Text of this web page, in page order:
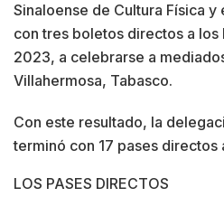
Sinaloense de Cultura Física
con tres boletos directos a los
2023, a celebrarse a
Villahermosa, Tabasco.
Con este resultado, la
terminó con 17 pases directos
LOS PASES DIRECTOS